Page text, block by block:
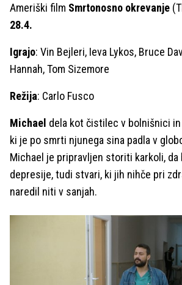
Ameriški film Smrtonosno okrevanje
28.4.
Igrajo: Vin Bejleri, Ieva Lykos, Bruce
Hannah, Tom Sizemore
Režija: Carlo Fusco
Michael dela kot čistilec v bolnišnici
ki je po smrti njunega sina padla v
Michael je pripravljen storiti karkoli, da
depresije, tudi stvari, ki jih nihče pri
naredil niti v sanjah.